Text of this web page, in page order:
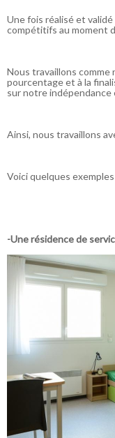
Une fois réalisé et
compétitifs au moment
Nous travaillons comme
pourcentage et à la
sur notre indépendance
Ainsi, nous travaillons
Voici quelques
-Une résidence de